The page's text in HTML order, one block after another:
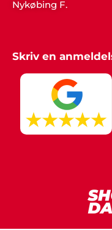
Nykøbing F.
Skriv en